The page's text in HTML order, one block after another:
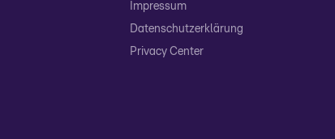
Impressum
Datenschutzerklärung
Privacy Center